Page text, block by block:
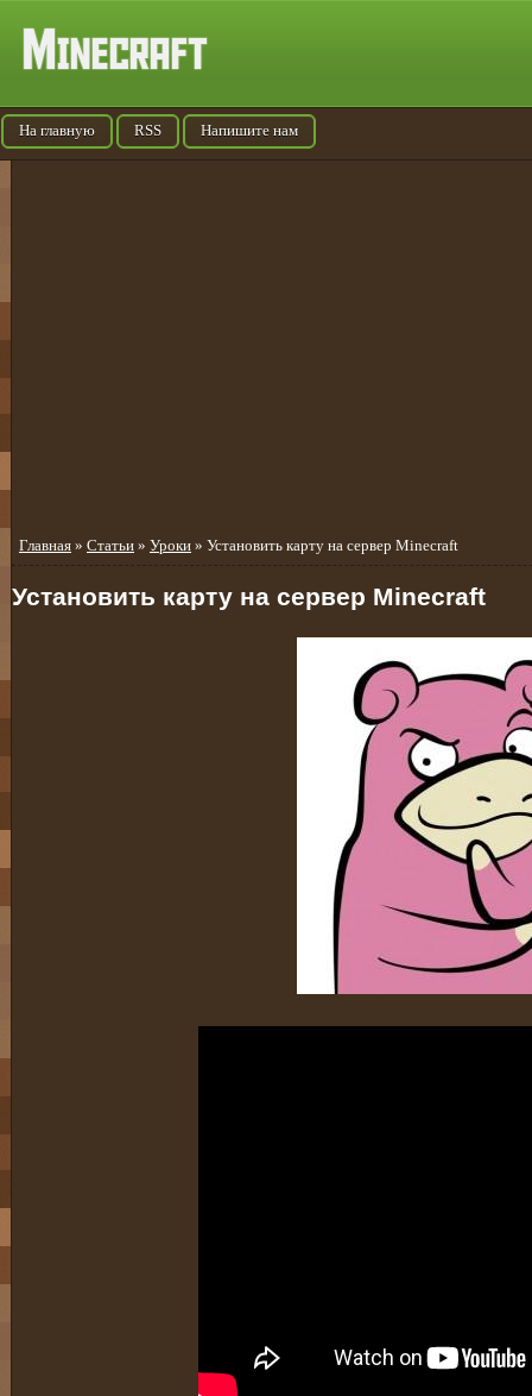
На главную RSS Напишите нам
Главная » Статьи » Уроки » Установить карту на сервер Minecraft
Установить карту на сервер Minecraft